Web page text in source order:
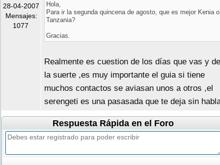
28-04-2007
Mensajes:
1077
Hola,
Para ir la segunda quincena de agosto, que es mejor Kenia o
Tanzania?
Gracias.
Realmente es cuestion de los días que vas y de
la suerte ,es muy importante el guia si tiene
muchos contactos se aviasan unos a otros ,el
serengeti es una pasasada que te deja sin
Respuesta Rápida en el Foro